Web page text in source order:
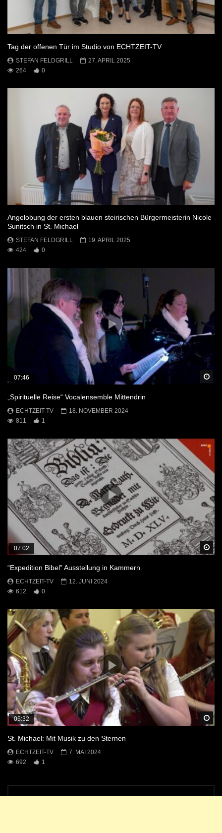
Tag der offenen Tür im Studio von ECHTZEIT-TV
STEFAN FELDGRILL
27. APRIL 2025
264
0
Angelobung der ersten blauen steirischen Bürgermeisterin Nicole
Sunitsch in St. Michael
STEFAN FELDGRILL
19. APRIL 2025
424
0
07:46
„Spirituelle Reise“ Vocalensemble Mittendrin
ECHTZEIT-TV
18. NOVEMBER 2024
811
1
07:02
“Expedition Bibel” Ausstellung in Kammern
ECHTZEIT-TV
12. JUNI 2024
612
0
05:32
St. Michael: Mit Musik zu den Sternen
ECHTZEIT-TV
7. MAI 2024
692
1